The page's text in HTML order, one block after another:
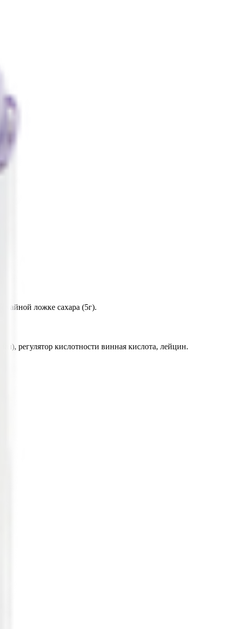
чайной ложке сахара (5г).
регулятор кислотности винная кислота, лейцин.